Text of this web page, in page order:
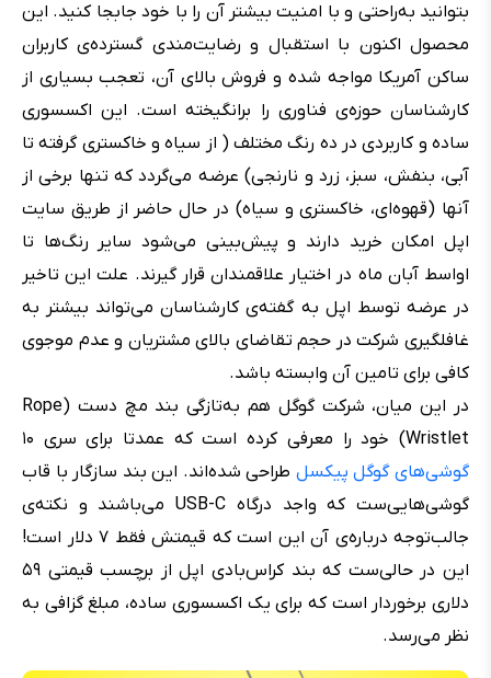
بتوانید به‌راحتی و با امنیت بیشتر آن را با خود جابجا کنید. این
محصول اکنون با استقبال و رضایت‌مندی گسترده‌ی کاربران
ساکن آمریکا مواجه شده و فروش بالای آن، تعجب بسیاری از
کارشناسان حوزه‌ی فناوری را برانگیخته است. این اکسسوری
ساده و کاربردی در ده رنگ مختلف ( از سیاه و خاکستری گرفته تا
آبی، بنفش، سبز، زرد و نارنجی) عرضه می‌گردد که تنها برخی از
آنها (قهوه‌ای، خاکستری و سیاه) در حال حاضر از طریق سایت
اپل امکان خرید دارند و پیش‌بینی می‌شود سایر رنگ‌ها تا
اواسط آبان ماه در اختیار علاقمندان قرار گیرند. علت این تاخیر
در عرضه توسط اپل به گفته‌ی کارشناسان می‌تواند بیشتر به
غافلگیری شرکت در حجم تقاضای بالای مشتریان و عدم موجوی
کافی برای تامین آن وابسته باشد.
در این میان، شرکت گوگل هم به‌تازگی بند مچ دست (Rope
Wristlet) خود را معرفی کرده است که عمدتا برای سری ۱۰
گوشی‌های گوگل پیکسل طراحی شده‌اند. این بند سازگار با قاب
گوشی‌هایی‌ست که واجد درگاه USB-C می‌باشند و نکته‌ی
جالب‌توجه درباره‌ی آن این است که قیمتش فقط ۷ دلار است!
این در حالی‌ست که بند کراس‌بادی اپل از برچسب قیمتی ۵۹
دلاری برخوردار است که برای یک اکسسوری ساده، مبلغ گزافی به
نظر می‌رسد.